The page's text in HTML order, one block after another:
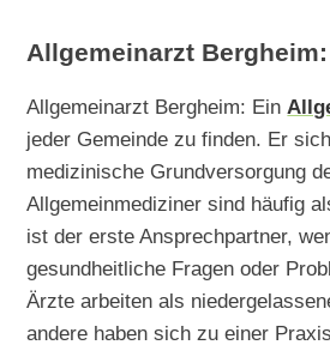
Allgemeinarzt
Allgemeinarzt Bergheim: Ein
jeder Gemeinde zu finden. Er
medizinische Grundversorgung
Allgemeinmediziner sind häufig
ist der erste Ansprechpartner,
gesundheitliche Fragen oder
Ärzte arbeiten als
andere haben sich zu einer